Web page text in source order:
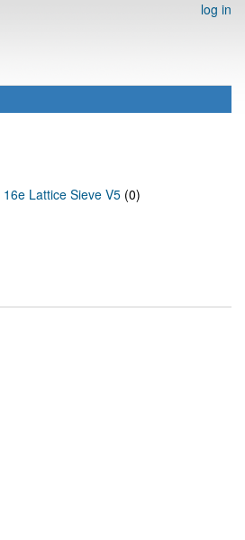
log in
16e Lattice Sieve V5 (0)